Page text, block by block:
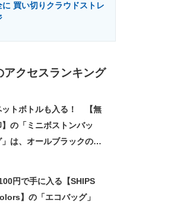
に 買い切りクラウドストレ
アクセスランキング
ットボトルも入る！ 【無
】の「ミニボストンバッ
」は、オールブラックの高
円で手に入る【SHIPS
】の「エコバッグ」